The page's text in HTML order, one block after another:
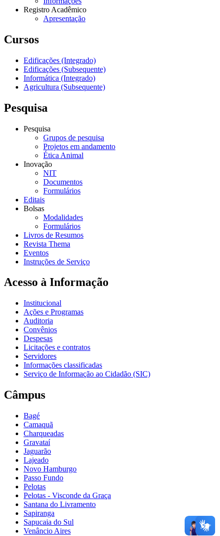
Registro Acadêmico
Apresentação
Cursos
Edificações (Integrado)
Edificações (Subsequente)
Informática (Integrado)
Agricultura (Subsequente)
Pesquisa
Pesquisa
Grupos de pesquisa
Projetos em andamento
Ética Animal
Inovação
NIT
Documentos
Formulários
Editais
Bolsas
Modalidades
Formulários
Livros de Resumos
Revista Thema
Eventos
Instruções de Serviço
Acesso à Informação
Institucional
Ações e Programas
Auditoria
Convênios
Despesas
Licitações e contratos
Servidores
Informações classificadas
Serviço de Informação ao Cidadão (SIC)
Câmpus
Bagé
Camaquã
Charqueadas
Gravataí
Jaguarão
Lajeado
Novo Hamburgo
Passo Fundo
Pelotas
Pelotas - Visconde da Graça
Santana do Livramento
Sapiranga
Sapucaia do Sul
Venâncio Aires